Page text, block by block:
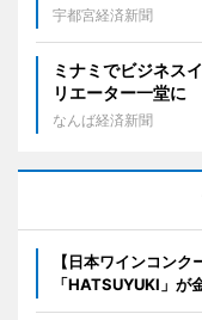
宇都宮経済新聞
ミナミでビジネス
リエーター一堂に
なんば経済新聞
【日本ワインコン
「HATSUYUKI」が